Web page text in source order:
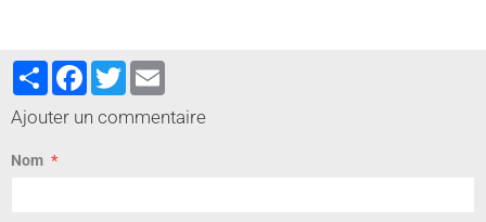
PartagerFacebook
Twitter
Ajouter un commentaire
Nom